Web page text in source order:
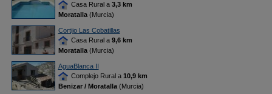
Casa Rural a 3,3 km
Moratalla(Murcia)
Cortijo Las Cobatillas
Casa Rural a 9,6 km
Moratalla(Murcia)
AguaBlanca II
Complejo Rural a 10,9 km
Benizar / Moratalla(Murcia)